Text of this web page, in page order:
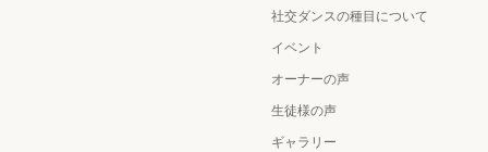
社交ダンスの種目について
イベント
オーナーの声
生徒様の声
ギャラリー